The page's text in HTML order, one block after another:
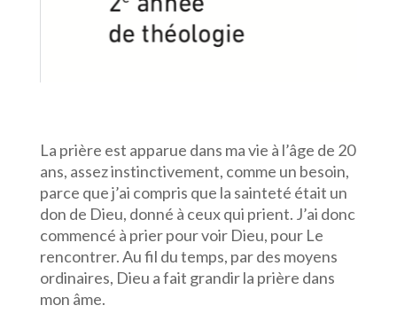
La prière est apparue dans ma vie à l’âge de 20
ans, assez instinctivement, comme un besoin,
parce que j’ai compris que la sainteté était un
don de Dieu, donné à ceux qui prient. J’ai donc
commencé à prier pour voir Dieu, pour Le
rencontrer. Au fil du temps, par des moyens
ordinaires, Dieu a fait grandir la prière dans
mon âme.